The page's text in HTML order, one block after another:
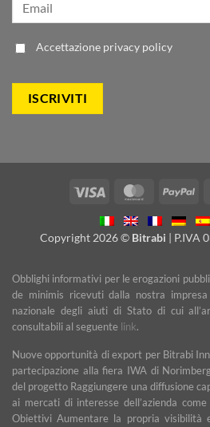
Accettazione privacy policy
Visa MasterCard
Copyright 2026 © Bitrabi | P.IVA
Obblighi informativi per le erogazioni
de minimis ricevuti dalla nostra
nazionale degli aiuti di Stato di cui
consultabili al seguente link.
Nuove opportunità di export per Bitrabi
partecipazione alla fiera IWA di
del progetto Raggiungere una diffusione
ai mercati di interesse dell’azienda
Obiettivi Aumentare la propria visibilità